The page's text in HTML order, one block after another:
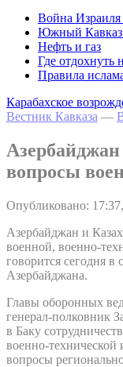
Война
Южный Кавказ
Нефть и газ
Где отдохнуть
Правила
Карабахское
Вестник Кавказа —
Азербайджан
вопросы
Опубликовано:
Азербайджан и
военной, военно-
говорится сегодня
Азербайджана.
Главы оборонных
генерал-полковник
в Баку
военно-технической
вопросы